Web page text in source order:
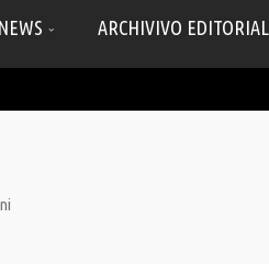
ARCHIVIVO